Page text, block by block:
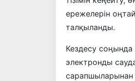
ережелерін
талқыланды.
Кездесу
электронды
сарапшыларынан